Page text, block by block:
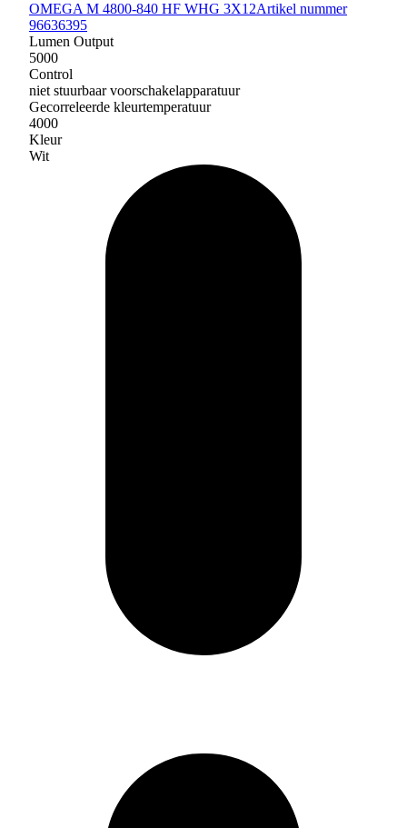
OMEGA M 4800-840 HF WHG 3X12Artikel nummer
96636395
Lumen Output
5000
Control
niet stuurbaar voorschakelapparatuur
Gecorreleerde kleurtemperatuur
4000
Kleur
Wit